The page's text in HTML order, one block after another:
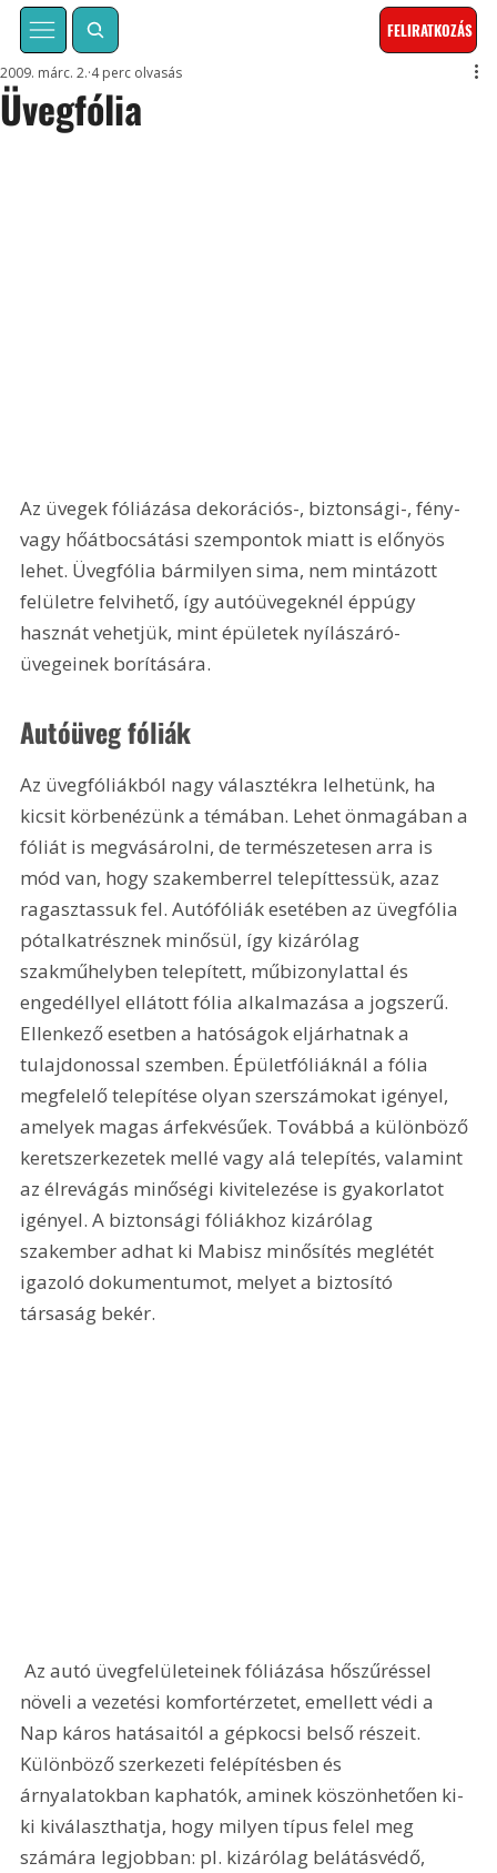
FELIRATKOZÁS
Üvegfólia
2009. márc. 2. 4 perc olvasás
Az üvegek fóliázása dekorációs-, biztonsági-, fény-
vagy hőátbocsátási szempontok miatt is előnyös
lehet. Üvegfólia bármilyen sima, nem mintázott
felületre felvihető, így autóüvegeknél éppúgy
hasznát vehetjük, mint épületek nyílászáró-
üvegeinek borítására.
Autóüveg fóliák
Az üvegfóliákból nagy választékra lelhetünk, ha
kicsit körbenézünk a témában. Lehet önmagában a
fóliát is megvásárolni, de természetesen arra is
mód van, hogy szakemberrel telepíttessük, azaz
ragasztassuk fel. Autófóliák esetében az üvegfólia
pótalkatrésznek minősül, így kizárólag
szakműhelyben telepített, műbizonylattal és
engedéllyel ellátott fólia alkalmazása a jogszerű.
Ellenkező esetben a hatóságok eljárhatnak a
tulajdonossal szemben. Épületfóliáknál a fólia
megfelelő telepítése olyan szerszámokat igényel,
amelyek magas árfekvésűek. Továbbá a különböző
keretszerkezetek mellé vagy alá telepítés, valamint
az élrevágás minőségi kivitelezése is gyakorlatot
igényel. A biztonsági fóliákhoz kizárólag
szakember adhat ki Mabisz minősítés meglétét
igazoló dokumentumot, melyet a biztosító
társaság bekér.
Az autó üvegfelületeinek fóliázása hőszűréssel
növeli a vezetési komfortérzetet, emellett védi a
Nap káros hatásaitól a gépkocsi belső részeit.
Különböző szerkezeti felépítésben és
árnyalatokban kaphatók, aminek köszönhetően ki-
ki kiválaszthatja, hogy milyen típus felel meg
számára legjobban: pl. kizárólag belátásvédő,